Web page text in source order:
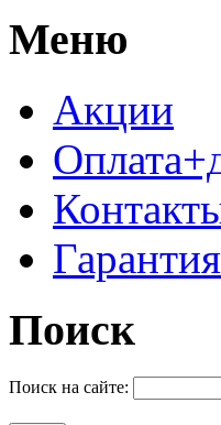
Меню
Акции
Гарантия
Поиск
Поиск на сайте: